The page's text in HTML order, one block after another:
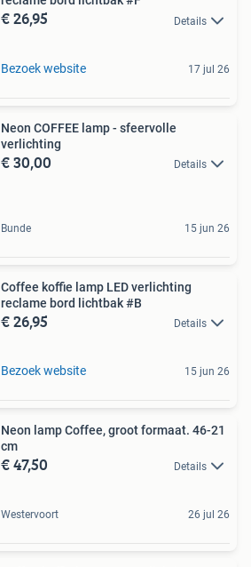
€ 26,95 Details
Bezoek website 17 jul 26
Neon COFFEE lamp - sfeervolle
verlichting
€ 30,00 Details
Bunde 15 jun 26
Coffee koffie lamp LED verlichting
reclame bord lichtbak #B
€ 26,95 Details
Bezoek website 15 jun 26
Neon lamp Coffee, groot formaat. 46-21
cm
€ 47,50 Details
Westervoort 26 jul 26